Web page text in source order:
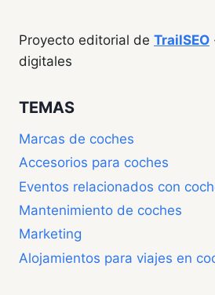
MUY
PARA
DESARROLLO
Proyecto editorial de TrailSEO
digitales
TEMAS
Marcas de coches
Accesorios para coches
Eventos relacionados con
Mantenimiento de coches
Marketing
Alojamientos para viajes en